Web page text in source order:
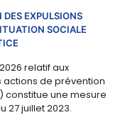
DES EXPULSIONS
SOCIALE
relatif aux
de prévention
constitue une mesure
27 juillet 2023.